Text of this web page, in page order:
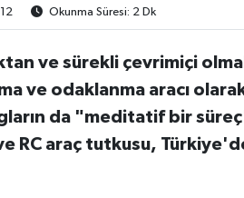
12 Okunma Süresi: 2 Dk
ve sürekli çevrimiçi
ve odaklanma aracı
da "meditatif bir
RC araç tutkusu,